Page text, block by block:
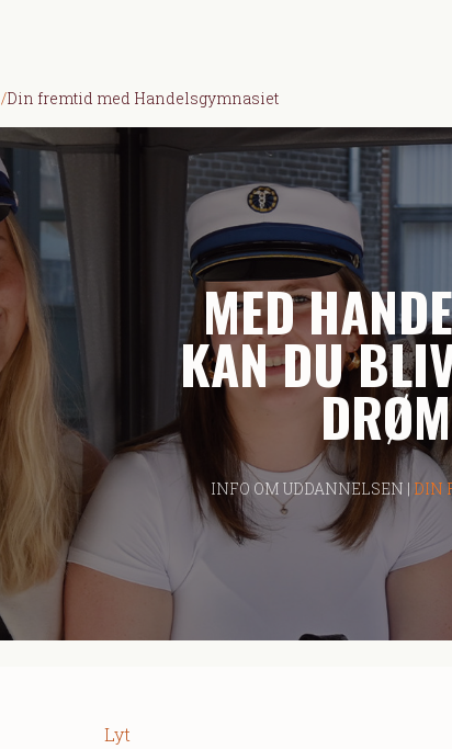
/Din fremtid med Handelsgymnasiet
MED
KAN DU
INFO OM UDDANNELSEN | DIN
Lyt